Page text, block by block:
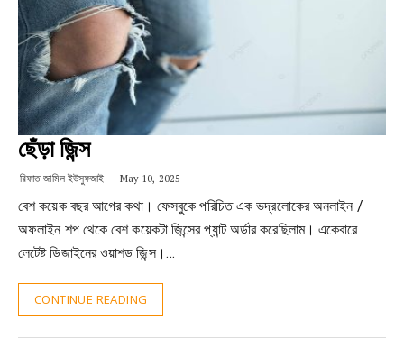
ছেঁড়া জিন্স
রিফাত জামিল ইউসুফজাই May 10, 2025
বেশ কয়েক বছর আগের কথা। ফেসবুকে পরিচিত এক ভদ্রলোকের অনলাইন /
অফলাইন শপ থেকে বেশ কয়েকটা জিন্সের প্যান্ট অর্ডার করেছিলাম। একেবারে
লেটেষ্ট ডিজাইনের ওয়াশড জিন্স।…
CONTINUE READING